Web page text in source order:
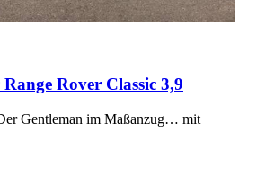
Rover Classic 3,9
Gentleman im Maßanzug… mit